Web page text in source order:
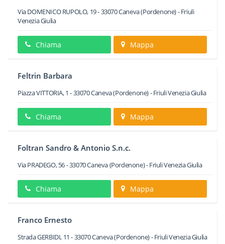
Via DOMENICO RUPOLO, 19-33070Caneva(Pordenone) -Friuli
Venezia Giulia
Chiama Mappa
Feltrin Barbara
Piazza VITTORIA, 1 -33070Caneva(Pordenone) -Friuli Venezia Giulia
Chiama Mappa
Foltran Sandro & Antonio S.n.c.
Via PRADEGO, 56-33070Caneva(Pordenone) -Friuli Venezia Giulia
Chiama Mappa
Franco Ernesto
Strada GERBIDI, 11 -33070Caneva(Pordenone) -Friuli Venezia Giulia